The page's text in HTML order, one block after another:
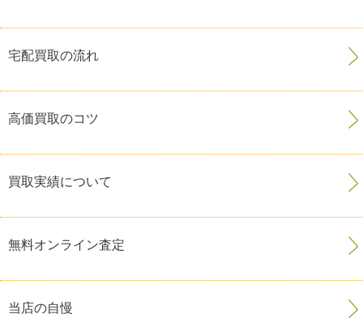
宅配買取の流れ
高価買取のコツ
買取実績について
無料オンライン査定
当店の自慢